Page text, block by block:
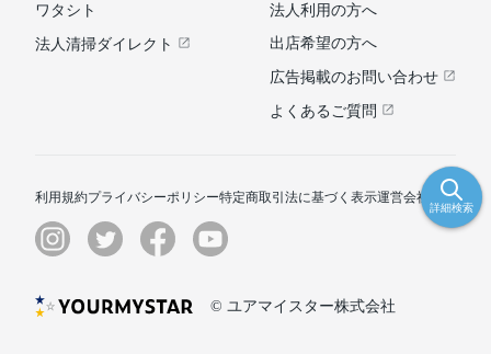
詳細検索
ワタシト
法人清掃ダイレクト
法人利用の方へ
出店希望の方へ
広告掲載のお問い合わせ
よくあるご質問
利用規約プライバシーポリシー特定商取引法に基づく表示運営会社
© ユアマイスター株式会社